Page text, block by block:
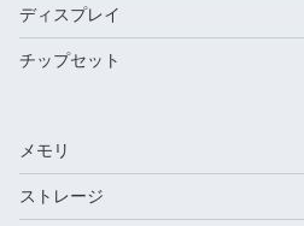
ディスプレイ
チップセット
メモリ
ストレージ